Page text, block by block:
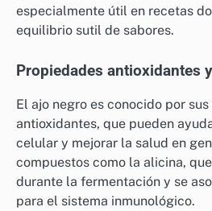
especialmente útil en recetas
equilibrio sutil de sabores.
Propiedades antioxidantes
El ajo negro es conocido por
antioxidantes, que pueden
celular y mejorar la salud en
compuestos como la alicina,
durante la fermentación y se
para el sistema inmunológico.